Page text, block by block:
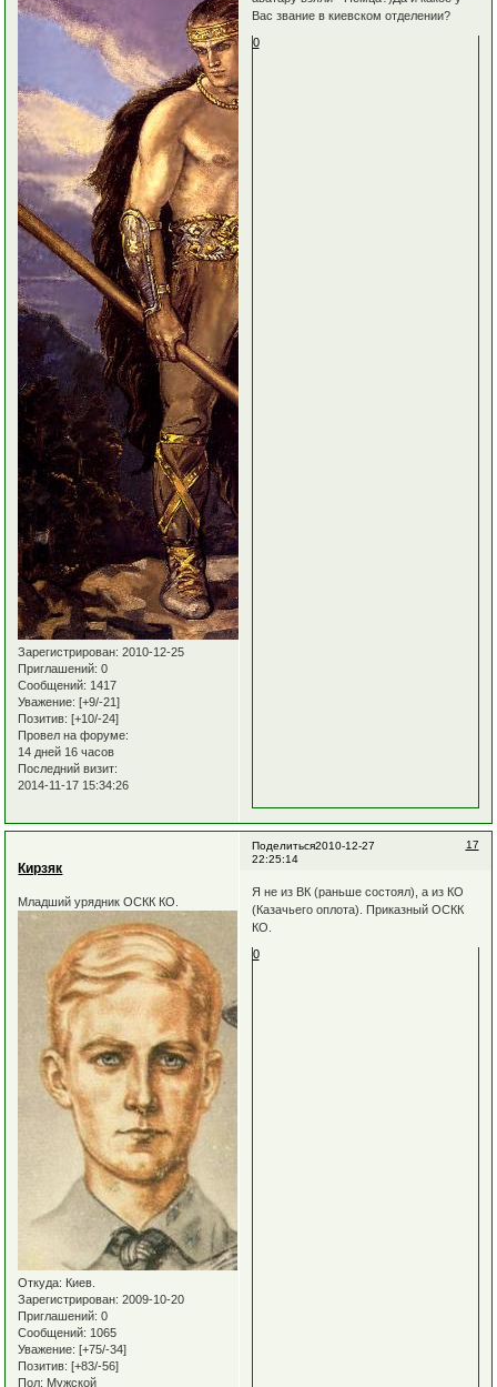
Зарегистрирован: 2010-12-25
Приглашений: 0
Сообщений: 1417
Уважение: [+9/-21]
Позитив: [+10/-24]
Провел на форуме:
14 дней 16 часов
Последний визит:
2014-11-17 15:34:26
Вас звание в киевском отделении?
0
Поделиться 17
2010-12-27
22:25:14
Кирзяк
Младший урядник ОСКК КО.
Откуда: Киев.
Зарегистрирован: 2009-10-20
Приглашений: 0
Сообщений: 1065
Уважение: [+75/-34]
Позитив: [+83/-56]
Пол: Мужской
Я не из ВК (раньше состоял), а из КО
(Казачьего оплота). Приказный ОСКК
КО.
0